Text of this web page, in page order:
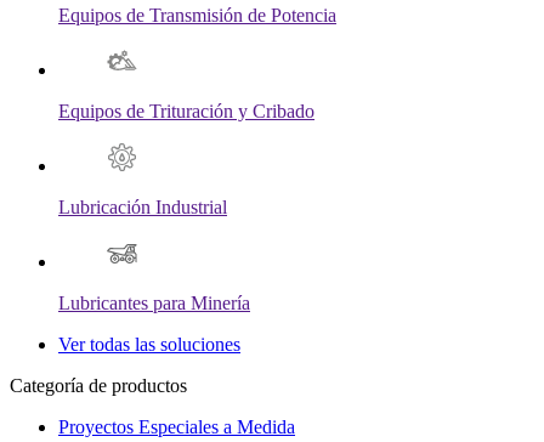
Equipos de Transmisión de Potencia
Equipos de Trituración y Cribado
Lubricación Industrial
Lubricantes para Minería
Ver todas las soluciones
Categoría de productos
Proyectos Especiales a Medida